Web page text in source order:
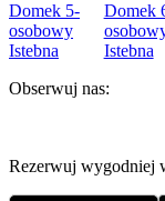
Domek 5-
osobowy
Istebna
Domek
Istebna
Obserwuj nas:
Rezerwuj wygodniej